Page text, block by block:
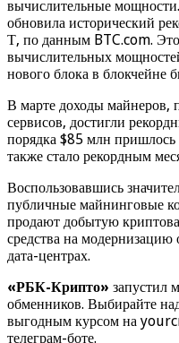
вычислительные
обновила исторический
Т, по данным BTC.com.
вычислительных
нового блока в блокчейне
В марте доходы майнеров,
сервисов, достигли
порядка $85 млн пришлось
также стало рекордным
Воспользовавшись
публичные майнинговые
продают добытую
средства на
дата-центрах.
«РБК-Крипто» запустил
обменников. Выбирайте
выгодным курсом на
телеграм-боте.